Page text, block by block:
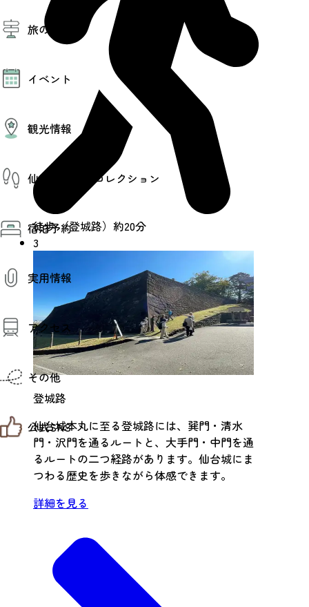
仙台観光PR動画ライブラリー
仙台から行く東北周遊旅
伝統的工芸品
特集
夜時間トピックス
旅のご提案
AIおまかせコース
オリジナルプラン
みんなの旅行記
イベント
イベント情報
その他イベント情報（音楽・展示会）
スポーツ情報
コンベンション情報
観光情報
観光スポット
温泉
美味いもの
季節のイベント
プロスポーツチーム・プロオーケストラ
仙台の銘品
仙台夜時間
仙台観光マップ
仙台旅先体験コレクション
仙台旅先体験コレクション
体験プログラム検索（予約）
体験事業者からのお知らせ
体験事業者
宿泊予約
実用情報
観光案内
お役立ち情報
観光アプリ
仙台観光マップ
アクセス
仙台までの経路検索
市内の交通情報
お得なチケット
その他
お問い合わせ
教育旅行
観光マップ
せんだい旅日和とは
サイト利用規約
プライバシーポリシー
サイトマップ
公式SNS
せんだい旅日和 X
せんだい旅日和 Instagram
仙台旅先体験コレクション Facebook
徒歩 （登城路）約20分
3
登城路
仙台城本丸に至る登城路には、巽門・清水
門・沢門を通るルートと、大手門・中門を通
るルートの二つ経路があります。仙台城にま
つわる歴史を歩きながら体感できます。
詳細を見る